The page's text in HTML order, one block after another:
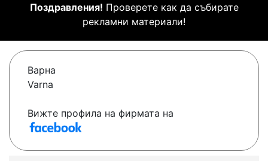
Поздравления! Проверете как да събирате
рекламни материали!
Варна
Varna
Вижте профила на фирмата на